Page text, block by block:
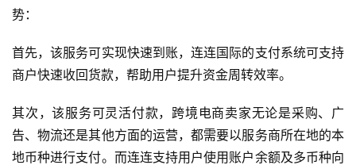
势：
首先，该服务可实现快速到账，连连国际的支付系统可支持
商户快速收回货款，帮助用户提升资金周转效率。
其次，该服务可灵活付款，跨境电商卖家无论是采购、广
告、物流还是其他方面的运营，都需要以服务商所在地的本
地币种进行支付。而连连支持用户使用账户余额及多币种向